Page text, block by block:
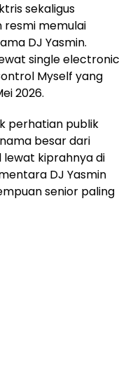
sekaligus
resmi memulai
DJ Yasmin.
single electronic
Myself yang
2026.
perhatian publik
besar dari
lewat kiprahnya di
DJ Yasmin
senior paling